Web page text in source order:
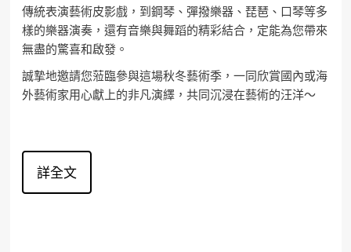
傳統表演藝術皮影戲，到鋼琴、彈撥樂器、琵琶、口琴等多
樣的樂器演奏，還有音樂與舞蹈的精彩結合，定能為您帶來
無盡的驚喜和啟發。
誠摯地邀請您蒞臨參與這場秋冬藝術季，一同欣賞國內或海
外藝術家用心獻上的非凡演繹，共同沉浸在藝術的汪洋～
詳全文